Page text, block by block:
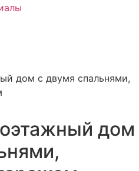
дом с двумя спальнями,
дом